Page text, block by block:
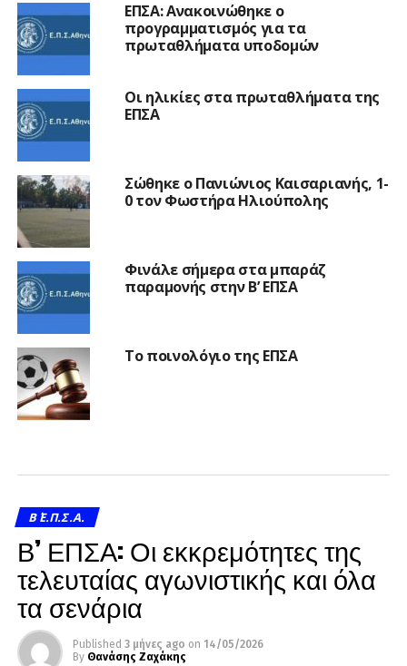
ΕΠΣΑ: Ανακοινώθηκε ο
προγραμματισμός για τα
πρωταθλήματα υποδομών
Οι ηλικίες στα πρωταθλήματα της
ΕΠΣΑ
Σώθηκε ο Πανιώνιος Καισαριανής, 1-
0 τον Φωστήρα Ηλιούπολης
Φινάλε σήμερα στα μπαράζ
παραμονής στην Β’ ΕΠΣΑ
Το ποινολόγιο της ΕΠΣΑ
Β΄ Ε.Π.Σ.Α.
Β’ ΕΠΣΑ: Οι εκκρεμότητες της
τελευταίας αγωνιστικής και όλα
τα σενάρια
Published 3 μήνες ago on 14/05/2026
By Θανάσης Ζαχάκης